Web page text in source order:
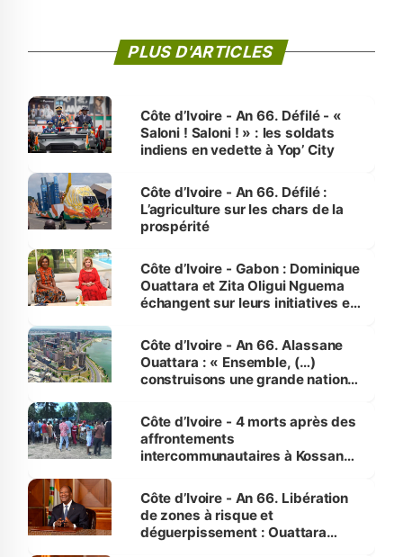
PLUS D'ARTICLES
Côte d’Ivoire - An 66. Défilé - «
Saloni ! Saloni ! » : les soldats
indiens en vedette à Yop’ City
Côte d’Ivoire - An 66. Défilé :
L’agriculture sur les chars de la
prospérité
Côte d’Ivoire - Gabon : Dominique
Ouattara et Zita Oligui Nguema
échangent sur leurs initiatives en
enfants
Côte d’Ivoire - An 66. Alassane
Ouattara : « Ensemble, (…)
construisons une grande nation
générations futures »
Côte d’Ivoire - 4 morts après des
affrontements
intercommunautaires à Kossandji
milieu des sinistrés
Côte d’Ivoire - An 66. Libération
de zones à risque et
déguerpissement : Ouattara